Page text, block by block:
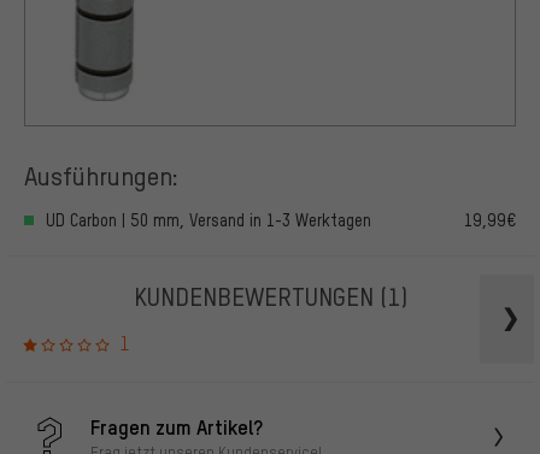
Ausführungen:
UD Carbon | 50 mm, Versand in 1-3 Werktagen 19,99€
KUNDENBEWERTUNGEN (1)
1
Fragen zum Artikel?